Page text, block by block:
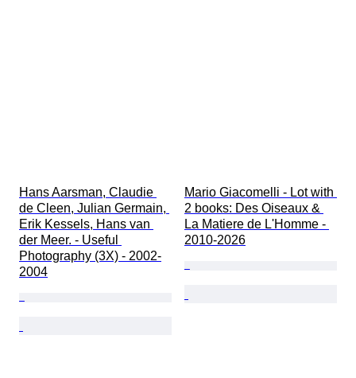
Hans Aarsman, Claudie
de Cleen, Julian Germain,
Erik Kessels, Hans van
der Meer. - Useful
Photography (3X) - 2002-
2004
Mario Giacomelli - Lot with
2 books: Des Oiseaux &
La Matiere de L'Homme -
2010-2026